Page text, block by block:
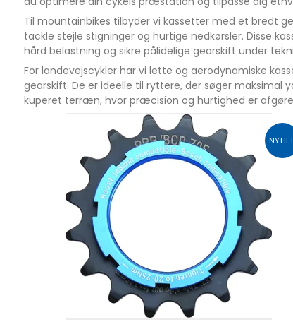
Til mountainbikes tilbyder vi kassetter med et bredt
tackle stejle stigninger og hurtige nedkørsler. Disse
hård belastning og sikre pålidelige gearskift under
For landevejscykler har vi lette og aerodynamiske
gearskift. De er ideelle til ryttere, der søger maksimal
kuperet terræn, hvor præcision og hurtighed er